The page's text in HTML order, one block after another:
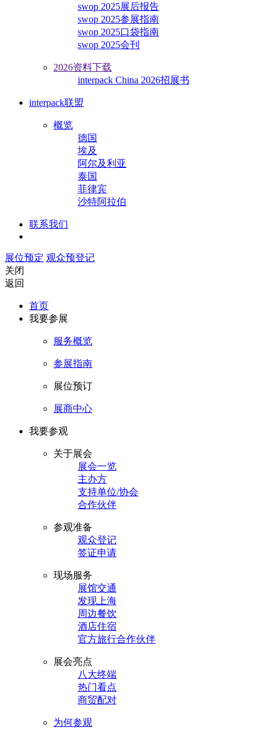
swop 2025展后报告
swop 2025参展指南
swop 2025口袋指南
swop 2025会刊
2026资料下载
interpack China 2026招展书
interpack联盟
概览
德国
埃及
阿尔及利亚
泰国
菲律宾
沙特阿拉伯
联系我们
展位预定 观众预登记
关闭
返回
首页
我要参展
服务概览
参展指南
展位预订
展商中心
我要参观
关于展会
展会一览
主办方
支持单位/协会
合作伙伴
参观准备
观众登记
签证申请
现场服务
展馆交通
发现上海
周边餐饮
酒店住宿
官方旅行合作伙伴
展会亮点
八大终端
热门看点
商贸配对
为何参观